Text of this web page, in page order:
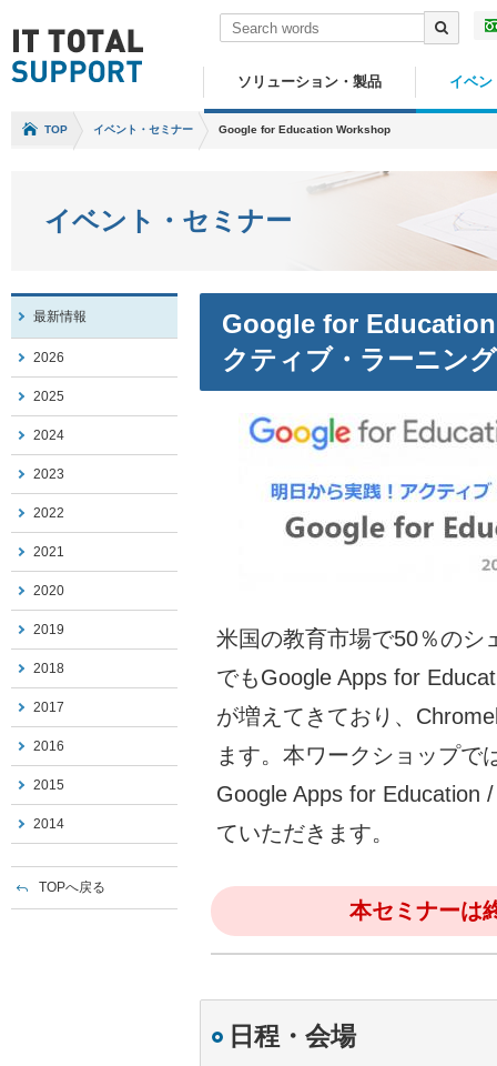
ソリューション・製品 イベン
TOP イベント・セミナー Google for Education Workshop
イベント・セミナー
Google for
クティブ・ラーニン
米国の教育市場で50％のシ
でもGoogle Apps for
が増えてきており、
ます。本ワークショップで
Google Apps for Education
ていただきます。
本セミナーは
日程・会場
最新情報
2026
2025
2024
2023
2022
2021
2020
2019
2018
2017
2016
2015
2014
TOPへ戻る